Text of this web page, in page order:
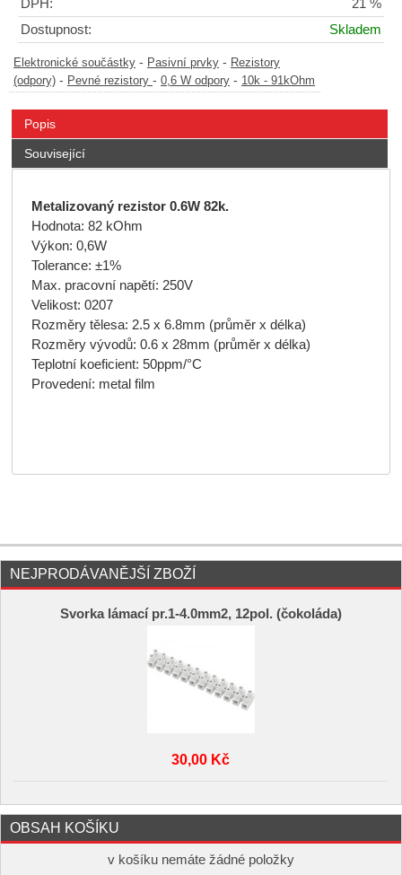
DPH:
21 %
Dostupnost:
Skladem
Elektronické součástky - Pasivní prvky - Rezistory
(odpory) - Pevné rezistory - 0,6 W odpory - 10k - 91kOhm
Popis
Související
Metalizovaný rezistor 0.6W 82k.
Hodnota: 82 kOhm
Výkon: 0,6W
Tolerance: ±1%
Max. pracovní napětí: 250V
Velikost: 0207
Rozměry tělesa: 2.5 x 6.8mm (průměr x délka)
Rozměry vývodů: 0.6 x 28mm (průměr x délka)
Teplotní koeficient: 50ppm/°C
Provedení: metal film
NEJPRODÁVANĚJŠÍ ZBOŽÍ
Svorka lámací pr.1-4.0mm2, 12pol. (čokoláda)
30,00 Kč
OBSAH KOŠÍKU
v košíku nemáte žádné položky